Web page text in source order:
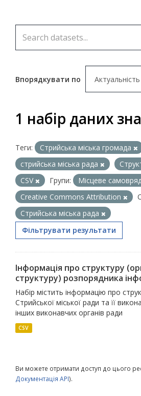
Впорядкувати по
1 набір даних
Теги:
Стрийська міська громада
стрийська міська рада
CSV
Групи: Місцеве
Creative Commons Attribution
Стрийська міська рада
Фільтрувати результати
Інформація про структуру
структуру) розпорядника
Набір містить інформацію про
Стрийської міської ради та її
інших виконавчих органів ради
CSV
Ви можете отримати доступ до цього
Документація API).